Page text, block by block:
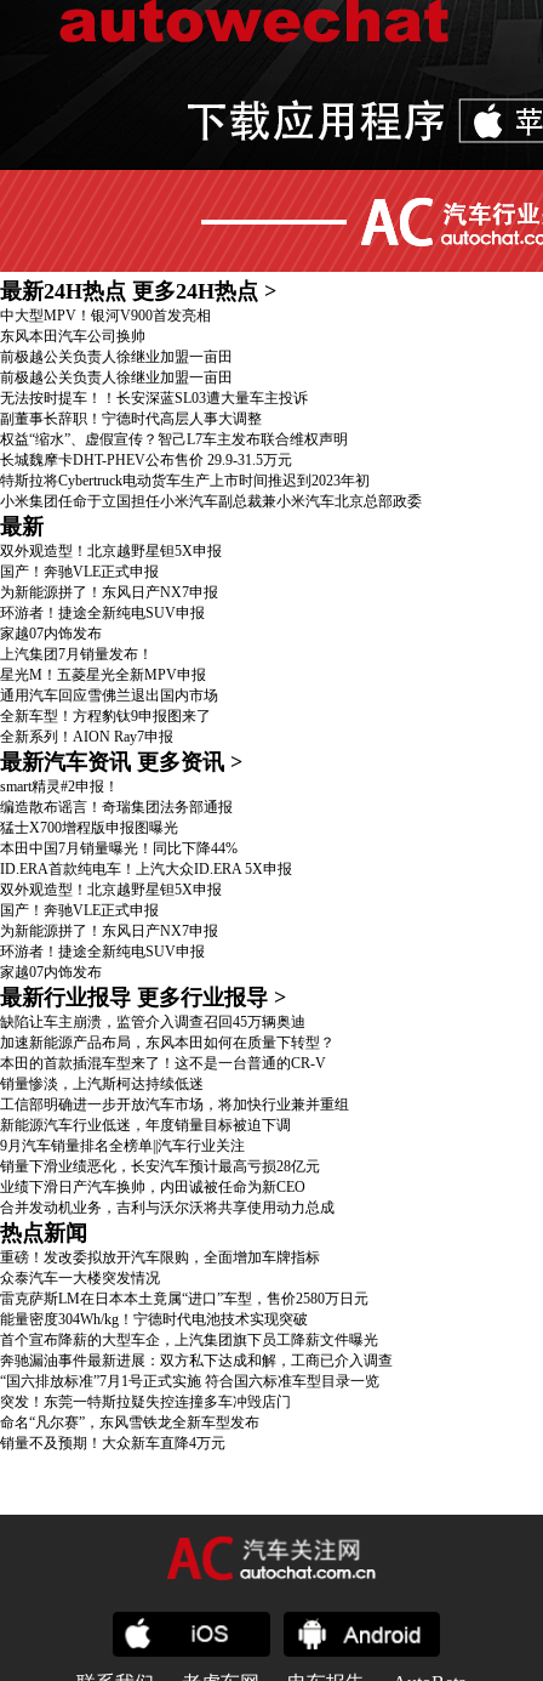
最新24H热点 更多24H热点 >
中大型MPV！银河V900首发亮相
东风本田汽车公司换帅
前极越公关负责人徐继业加盟一亩田
前极越公关负责人徐继业加盟一亩田
无法按时提车！！长安深蓝SL03遭大量车主投诉
副董事长辞职！宁德时代高层人事大调整
权益“缩水”、虚假宣传？智己L7车主发布联合维权声明
长城魏摩卡DHT-PHEV公布售价 29.9-31.5万元
特斯拉将Cybertruck电动货车生产上市时间推迟到2023年初
小米集团任命于立国担任小米汽车副总裁兼小米汽车北京总部政委
最新
双外观造型！北京越野星钽5X申报
国产！奔驰VLE正式申报
为新能源拼了！东风日产NX7申报
环游者！捷途全新纯电SUV申报
家越07内饰发布
上汽集团7月销量发布！
星光M！五菱星光全新MPV申报
通用汽车回应雪佛兰退出国内市场
全新车型！方程豹钛9申报图来了
全新系列！AION Ray7申报
最新汽车资讯 更多资讯 >
smart精灵#2申报！
编造散布谣言！奇瑞集团法务部通报
猛士X700增程版申报图曝光
本田中国7月销量曝光！同比下降44%
ID.ERA首款纯电车！上汽大众ID.ERA 5X申报
双外观造型！北京越野星钽5X申报
国产！奔驰VLE正式申报
为新能源拼了！东风日产NX7申报
环游者！捷途全新纯电SUV申报
家越07内饰发布
最新行业报导 更多行业报导 >
缺陷让车主崩溃，监管介入调查召回45万辆奥迪
加速新能源产品布局，东风本田如何在质量下转型？
本田的首款插混车型来了！这不是一台普通的CR-V
销量惨淡，上汽斯柯达持续低迷
工信部明确进一步开放汽车市场，将加快行业兼并重组
新能源汽车行业低迷，年度销量目标被迫下调
9月汽车销量排名全榜单||汽车行业关注
销量下滑业绩恶化，长安汽车预计最高亏损28亿元
业绩下滑日产汽车换帅，内田诚被任命为新CEO
合并发动机业务，吉利与沃尔沃将共享使用动力总成
热点新闻
重磅！发改委拟放开汽车限购，全面增加车牌指标
众泰汽车一大楼突发情况
雷克萨斯LM在日本本土竟属“进口”车型，售价2580万日元
能量密度304Wh/kg！宁德时代电池技术实现突破
首个宣布降薪的大型车企，上汽集团旗下员工降薪文件曝光
奔驰漏油事件最新进展：双方私下达成和解，工商已介入调查
“国六排放标准”7月1号正式实施 符合国六标准车型目录一览
突发！东莞一特斯拉疑失控连撞多车冲毁店门
命名“凡尔赛”，东风雪铁龙全新车型发布
销量不及预期！大众新车直降4万元